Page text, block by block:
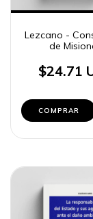
Lezcano -
de
$24.71
COMPRAR